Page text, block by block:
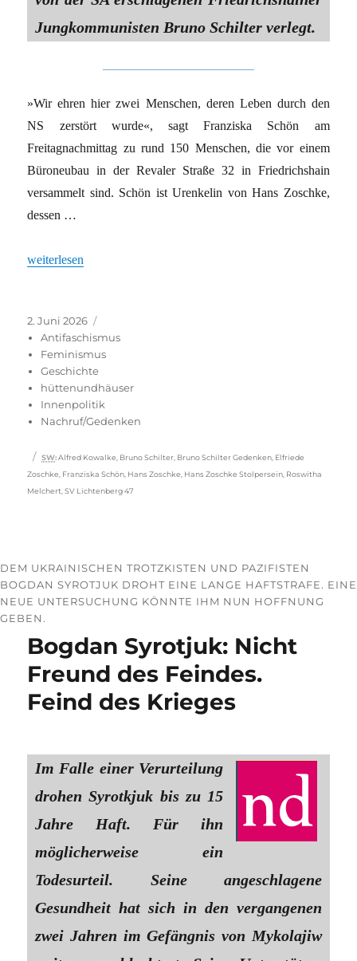
Jungkommunisten Bruno Schilter verlegt.
»Wir ehren hier zwei Menschen, deren Leben durch den
NS zerstört wurde«, sagt Franziska Schön am
Freitagnachmittag zu rund 150 Menschen, die vor einem
Büroneubau in der Revaler Straße 32 in Friedrichshain
versammelt sind. Schön ist Urenkelin von Hans Zoschke,
dessen …
„Zurück im Kiez: Stolpersteine für die Zoschkes“
weiterlesen
Veröffentlicht
am
2. Juni 2026
Antifaschismus
Feminismus
Geschichte
hüttenundhäuser
Innenpolitik
Nachruf/Gedenken
Schlagwörter
SW: Alfred Kowalke Bruno Schilter Bruno Schilter Gedenken Elfriede
Zoschke Franziska Schön Hans Zoschke Hans Zoschke Stolpersein Roswitha
Melchert ,SV Lichtenberg 47
DEM UKRAINISCHEN TROTZKISTEN UND PAZIFISTEN
BOGDAN SYROTJUK DROHT EINE LANGE HAFTSTRAFE. EINE
NEUE UNTERSUCHUNG KÖNNTE IHM NUN HOFFNUNG
GEBEN.
Bogdan Syrotjuk: Nicht
Freund des Feindes.
Feind des Krieges
Im Falle einer Verurteilung
drohen Syrotkjuk bis zu 15
Jahre Haft. Für ihn
möglicherweise ein
Todesurteil. Seine angeschlagene
Gesundheit hat sich in den vergangenen
zwei Jahren im Gefängnis von Mykolajiw